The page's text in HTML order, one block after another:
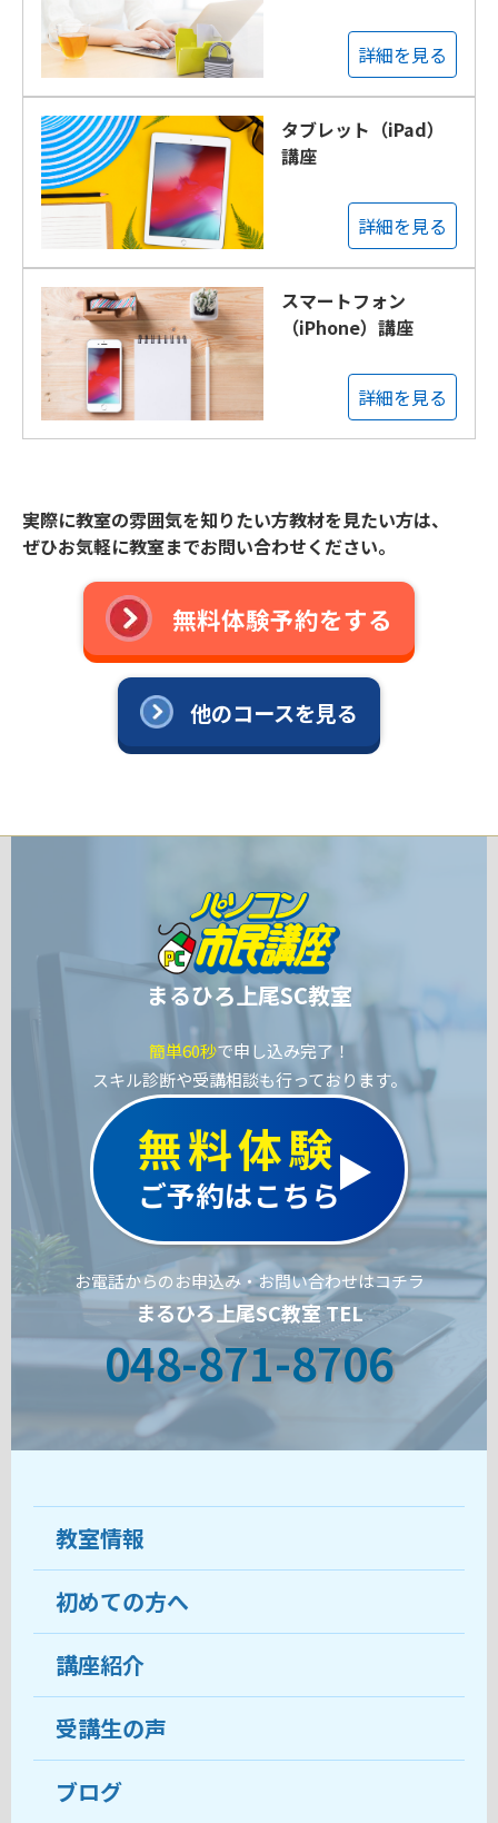
詳細を見る
タブレット（iPad）
講座
詳細を見る
スマートフォン
（iPhone）講座
詳細を見る
実際に教室の雰囲気を知りたい方教材を見たい方は、
ぜひお気軽に教室までお問い合わせください。
無料体験予約をする
他のコースを見る
まるひろ上尾SC教室
簡単60秒で申し込み完了！
スキル診断や受講相談も行っております。
無料体験
ご予約はこちら
お電話からのお申込み・お問い合わせはコチラ
まるひろ上尾SC教室 TEL
048-871-8706
教室情報
教室について
受講生の声
おすすめ・人気の講座
目的から講座を探す
初めての方へ
ココがおすすめ
料金
受講までの流れ
講座紹介
受講生の声
ブログ